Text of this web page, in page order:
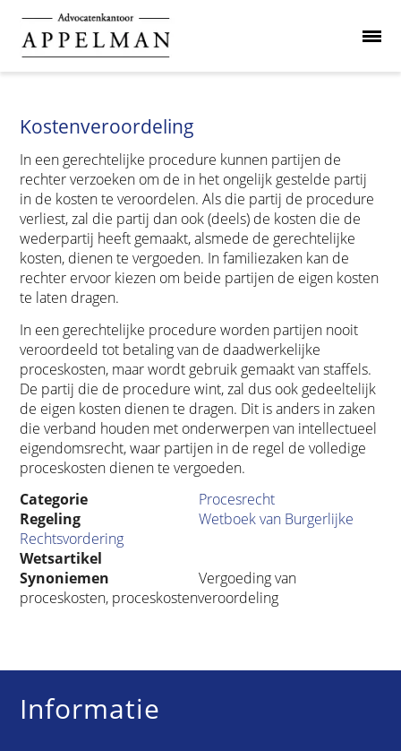
Kostenveroordeling
In een gerechtelijke procedure kunnen partijen de
rechter verzoeken om de in het ongelijk gestelde partij
in de kosten te veroordelen. Als die partij de procedure
verliest, zal die partij dan ook (deels) de kosten die de
wederpartij heeft gemaakt, alsmede de gerechtelijke
kosten, dienen te vergoeden. In familiezaken kan de
rechter ervoor kiezen om beide partijen de eigen kosten
te laten dragen.
In een gerechtelijke procedure worden partijen nooit
veroordeeld tot betaling van de daadwerkelijke
proceskosten, maar wordt gebruik gemaakt van staffels.
De partij die de procedure wint, zal dus ook gedeeltelijk
de eigen kosten dienen te dragen. Dit is anders in zaken
die verband houden met onderwerpen van intellectueel
eigendomsrecht, waar partijen in de regel de volledige
proceskosten dienen te vergoeden.
Categorie
Procesrecht
Regeling
Wetboek van Burgerlijke
Rechtsvordering
Wetsartikel
Synoniemen
Vergoeding van
proceskosten, proceskostenveroordeling
Informatie